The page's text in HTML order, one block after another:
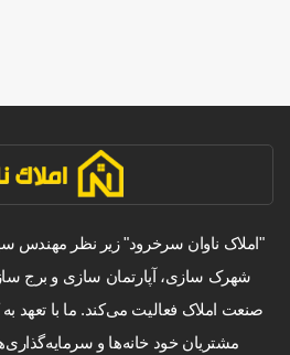
"املاک ناوان سرخرود" زیر نظر مهندس
شهرک سازی، آپارتمان سازی و برج
صنعت املاک فعالیت می‌کند. ما با تعهد
مشتریان خود خانه‌ها و